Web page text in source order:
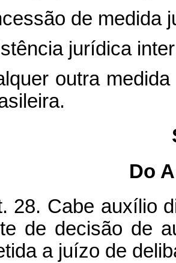
de medida
jurídica
outra
Do
28. Cabe auxílio
de decisão de
a juízo de